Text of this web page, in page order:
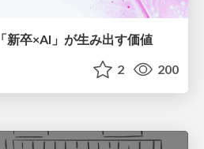
新卒×AI」が生み出す価値
2 200